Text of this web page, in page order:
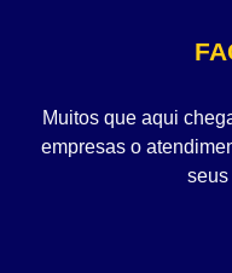
Muitos que aqui
empresas o
seus